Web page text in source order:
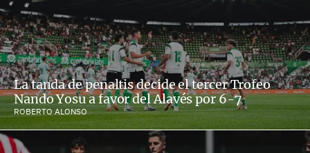
La tanda de penaltis decide el tercer Trofeo
Nando Yosu a favor del Alavés por 6-7
ROBERTO ALONSO